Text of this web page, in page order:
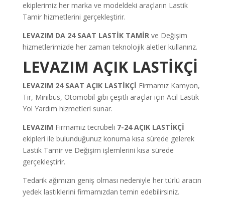
ekiplerimiz her marka ve modeldeki araçların Lastik
Tamir hizmetlerini gerçekleştirir.
LEVAZIM DA 24 SAAT LASTİK TAMİRve Değişim
hizmetlerimizde her zaman teknolojik aletler kullanırız.
LEVAZIM AÇIK LASTİKÇİ
LEVAZIM 24 SAAT AÇIK LASTİKÇİ Firmamız Kamyon,
Tır, Minibüs, Otomobil gibi çeşitli araçlar için Acil Lastik
Yol Yardım hizmetleri sunar.
LEVAZIM Firmamız tecrübeli 7-24 AÇIK LASTİKÇİ
ekipleri ile bulunduğunuz konuma kısa sürede gelerek
Lastik Tamir ve Değişim işlemlerini kısa sürede
gerçekleştirir.
Tedarik ağımızın geniş olması nedeniyle her türlü aracın
yedek lastiklerini firmamızdan temin edebilirsiniz.